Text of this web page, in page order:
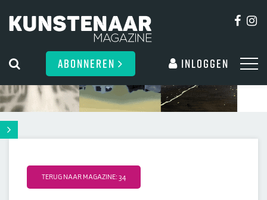
ABONNEREN Inloggen
TERUG NAAR MAGAZINE: 34